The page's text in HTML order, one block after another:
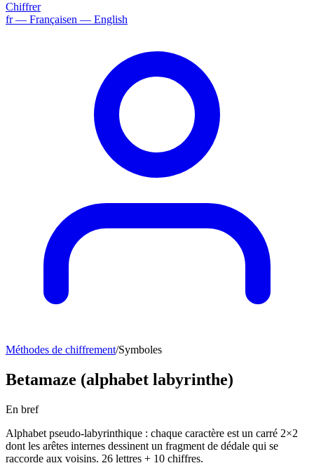
Chiffrer
fr— Françaisen — English
Méthodes de chiffrement/Symboles
Betamaze (alphabet labyrinthe)
En bref
Alphabet pseudo-labyrinthique : chaque caractère est un carré 2×2
dont les arêtes internes dessinent un fragment de dédale qui se
raccorde aux voisins. 26 lettres + 10 chiffres.